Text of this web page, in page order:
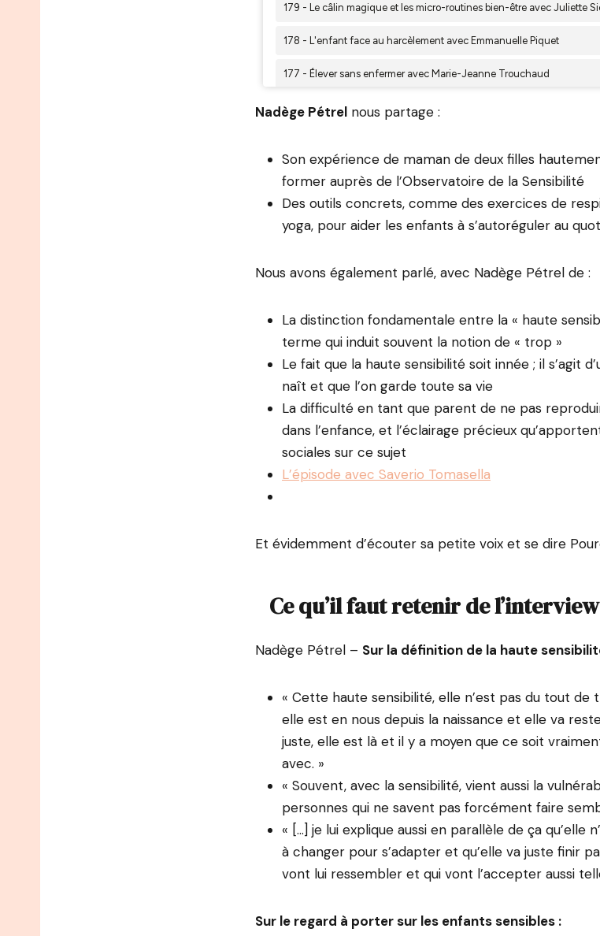
Nadège Pétrel nous partage :
Son expérience de maman de deux filles
former auprès de l’Observatoire de la Sensibilité
Des outils concrets, comme des exercices de
yoga, pour aider les enfants à s’autoréguler au
Nous avons également parlé, avec Nadège Pétrel de :
La distinction fondamentale entre la « haute
terme qui induit souvent la notion de « trop »
Le fait que la haute sensibilité soit innée ; il s’agit
naît et que l’on garde toute sa vie
La difficulté en tant que parent de ne pas
dans l’enfance, et l’éclairage précieux
sociales sur ce sujet
L’épisode avec Saverio Tomasella
Et évidemment d’écouter sa petite voix et se dire
Ce qu’il faut retenir de
Nadège Pétrel – Sur la définition de la haute
« Cette haute sensibilité, elle n’est pas du tout de
elle est en nous depuis la naissance et elle va
juste, elle est là et il y a moyen que ce soit
avec. »
« Souvent, avec la sensibilité, vient aussi la
personnes qui ne savent pas forcément faire
« […] je lui explique aussi en parallèle de ça qu’elle
à changer pour s’adapter et qu’elle va juste finir
vont lui ressembler et qui vont l’accepter aussi
Sur le regard à porter sur les enfants sensibles :